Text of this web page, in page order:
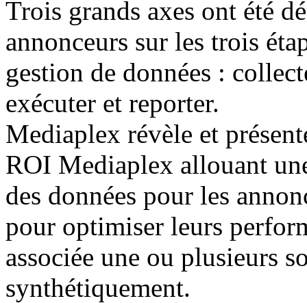
Trois grands axes ont été
annonceurs sur les trois
gestion de données :
exécuter et reporter.
Mediaplex révèle et
ROI Mediaplex allouant
des données pour les
pour optimiser leurs
associée une ou plusieurs
synthétiquement.